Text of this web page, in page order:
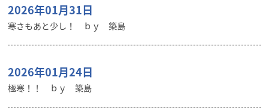
2026年01月31日
寒さもあと少し！ ｂｙ 築島
2026年01月24日
極寒！！ ｂｙ 築島